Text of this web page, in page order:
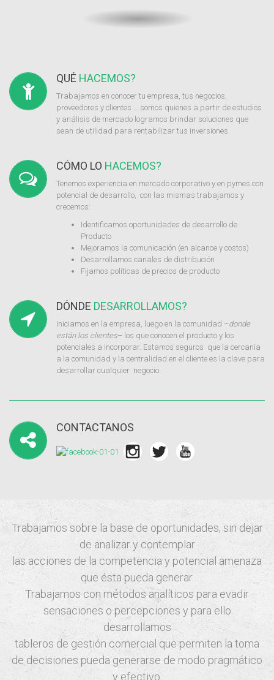
QUÉ HACEMOS?
Trabajamos en conocer tu empresa, tus negocios,
proveedores y clientes … somos quienes a partir de estudios
y análisis de mercado logramos brindar soluciones que
sean de utilidad para rentabilizar tus inversiones.
CÓMO LO HACEMOS?
Tenemos experiencia en mercado corporativo y en pymes con
potencial de desarrollo, con las mismas trabajamos y
crecemos:
Identificamos oportunidades de desarrollo de
Producto
Mejoramos la comunicación (en alcance y costos)
Desarrollamos canales de distribución
Fijamos políticas de precios de producto
DÓNDE DESARROLLAMOS?
Iniciamos en la empresa, luego en la comunidad –donde
están los clientes– los que conocen el producto y los
potenciales a incorporar. Estamos seguros que la cercanía
a la comunidad y la centralidad en el cliente es la clave para
desarrollar cualquier negocio.
CONTACTANOS
Trabajamos sobre la base de oportunidades, sin dejar
de analizar y contemplar
las acciones de la competencia y potencial amenaza
que ésta pueda generar.
Trabajamos con métodos analíticos para evadir
sensaciones o percepciones y para ello
desarrollamos
tableros de gestión comercial que permiten la toma
de decisiones pueda generarse de modo pragmático
y efectivo.